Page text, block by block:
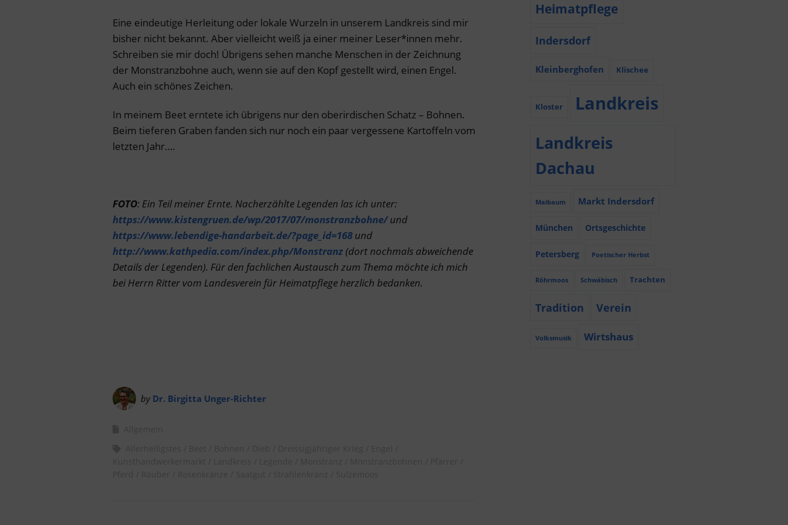
Eine eindeutige Herleitung oder lokale Wurzeln in unserem Landkreis sind mir
bisher nicht bekannt. Aber vielleicht weiß ja einer meiner Leser*innen mehr.
Schreiben sie mir doch! Übrigens sehen manche Menschen in der Zeichnung
der Monstranzbohne auch, wenn sie auf den Kopf gestellt wird, einen Engel.
Auch ein schönes Zeichen.
In meinem Beet erntete ich übrigens nur den oberirdischen Schatz – Bohnen.
Beim tieferen Graben fanden sich nur noch ein paar vergessene Kartoffeln vom
letzten Jahr….
FOTO: Ein Teil meiner Ernte. Nacherzählte Legenden las ich unter:
https://www.kistengruen.de/wp/2017/07/monstranzbohne/und
https://www.lebendige-handarbeit.de/?page_id=168 und
http://www.kathpedia.com/index.php/Monstranz (dort nochmals abweichende
Details der Legenden). Für den fachlichen Austausch zum Thema möchte ich mich
bei Herrn Ritter vom Landesverein für Heimatpflege herzlich bedanken.
by Dr. Birgitta Unger-Richter
Heimatpflege
Indersdorf
Kleinberghofen Klischee
Kloster Landkreis
Landkreis
Dachau
Maibaum Markt Indersdorf
München Ortsgeschichte
Petersberg Poetischer Herbst
Röhrmoos Schwäbisch Trachten
Tradition Verein
Volksmusik Wirtshaus